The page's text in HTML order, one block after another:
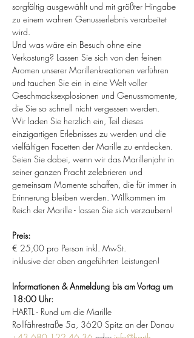
sorgfältig ausgewählt und mit größter Hingabe
zu einem wahren Genusserlebnis verarbeitet
wird.
Und was wäre ein Besuch ohne eine
Verkostung? Lassen Sie sich von den feinen
Aromen unserer Marillenkreationen verführen
und tauchen Sie ein in eine Welt voller
Geschmacksexplosionen und Genussmomente,
die Sie so schnell nicht vergessen werden.
Wir laden Sie herzlich ein, Teil dieses
einzigartigen Erlebnisses zu werden und die
vielfältigen Facetten der Marille zu entdecken.
Seien Sie dabei, wenn wir das Marillenjahr in
seiner ganzen Pracht zelebrieren und
gemeinsam Momente schaffen, die für immer in
Erinnerung bleiben werden. Willkommen im
Reich der Marille - lassen Sie sich verzaubern!
Preis:
€ 25,00 pro Person inkl. MwSt.
inklusive der oben angeführten Leistungen!
Informationen & Anmeldung bis am Vortag um
18:00 Uhr:
HARTL - Rund um die Marille
Rollfährestraße 5a, 3620 Spitz an der Donau